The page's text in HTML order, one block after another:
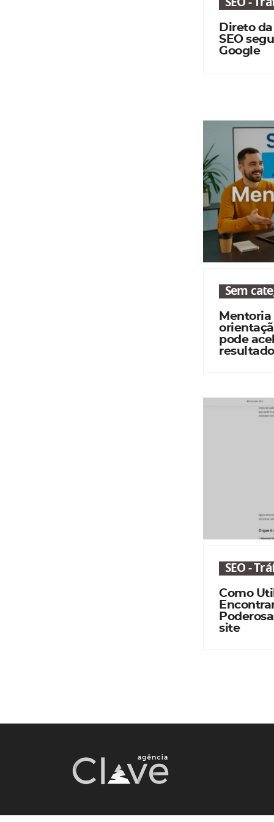
SEO -
Direto
SEO
Google
Sem
Mentoria
pode
SEO -
Como
site